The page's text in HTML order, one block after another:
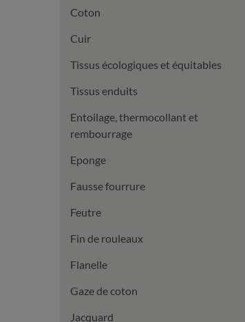
Coton
Cuir
Tissus écologiques et équitables
Tissus enduits
Entoilage, thermocollant et
rembourrage
Eponge
Fausse fourrure
Feutre
Fin de rouleaux
Flanelle
Gaze de coton
Jacquard